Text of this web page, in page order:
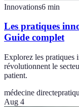
Innovations6 min
Les pratiques
Guide complet
Explorez les pratiques
révolutionnent le
patient.
médecine directe
Aug 4